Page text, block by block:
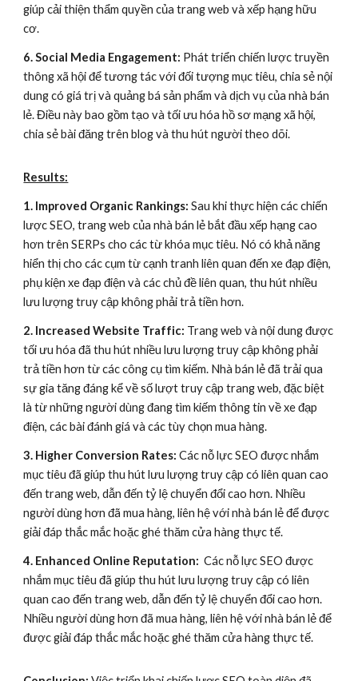
giúp cải thiện thẩm quyền của trang web và xếp hạng hữu
cơ.
6. Social Media Engagement: Phát triển chiến lược truyền
thông xã hội để tương tác với đối tượng mục tiêu, chia sẻ nội
dung có giá trị và quảng bá sản phẩm và dịch vụ của nhà bán
lẻ. Điều này bao gồm tạo và tối ưu hóa hồ sơ mạng xã hội,
chia sẻ bài đăng trên blog và thu hút người theo dõi.
Results:
1. Improved Organic Rankings:Sau khi thực hiện các chiến
lược SEO, trang web của nhà bán lẻ bắt đầu xếp hạng cao
hơn trên SERPs cho các từ khóa mục tiêu. Nó có khả năng
hiển thị cho các cụm từ cạnh tranh liên quan đến xe đạp điện,
phụ kiện xe đạp điện và các chủ đề liên quan, thu hút nhiều
lưu lượng truy cập không phải trả tiền hơn.
2. Increased Website Traffic: Trang web và nội dung được
tối ưu hóa đã thu hút nhiều lưu lượng truy cập không phải
trả tiền hơn từ các công cụ tìm kiếm. Nhà bán lẻ đã trải qua
sự gia tăng đáng kể về số lượt truy cập trang web, đặc biệt
là từ những người dùng đang tìm kiếm thông tin về xe đạp
điện, các bài đánh giá và các tùy chọn mua hàng.
3. Higher Conversion Rates:Các nỗ lực SEO được nhắm
mục tiêu đã giúp thu hút lưu lượng truy cập có liên quan cao
đến trang web, dẫn đến tỷ lệ chuyển đổi cao hơn. Nhiều
người dùng hơn đã mua hàng, liên hệ với nhà bán lẻ để được
giải đáp thắc mắc hoặc ghé thăm cửa hàng thực tế.
4. Enhanced Online Reputation: Các nỗ lực SEO được
nhắm mục tiêu đã giúp thu hút lưu lượng truy cập có liên
quan cao đến trang web, dẫn đến tỷ lệ chuyển đổi cao hơn.
Nhiều người dùng hơn đã mua hàng, liên hệ với nhà bán lẻ để
được giải đáp thắc mắc hoặc ghé thăm cửa hàng thực tế.